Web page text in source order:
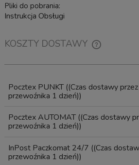
dla Psa Penis Wołowy Cięty 12cm
19,00 zł
15,00 zł
Pliki do pobrania:
Instrukcja Obsługi
KOSZTY DOSTAWY
Pocztex PUNKT ((Czas dostawy przez
przewoźnika 1 dzień))
Pocztex AUTOMAT ((Czas dostawy
przewoźnika 1 dzień))
InPost Paczkomat 24/7 ((Czas
przewoźnika 1 dzień))